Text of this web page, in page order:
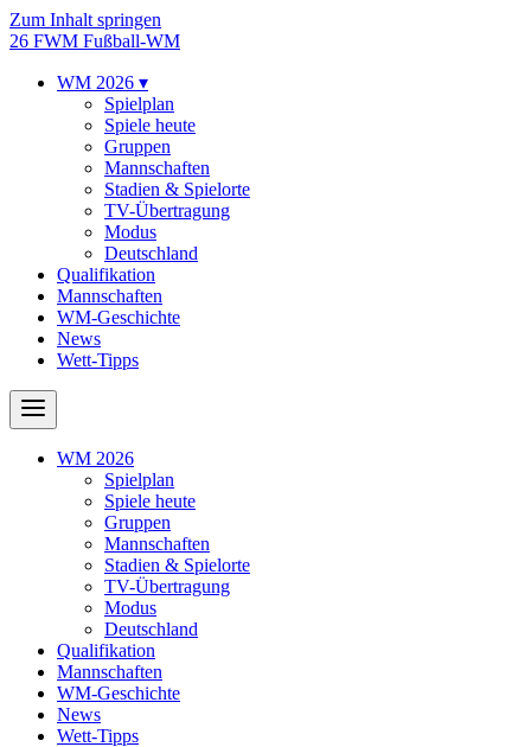
Zum Inhalt springen
26 FWM Fußball-WM
WM 2026 ▾
Spielplan
Spiele heute
Gruppen
Mannschaften
Stadien & Spielorte
TV-Übertragung
Modus
Deutschland
Qualifikation
Mannschaften
WM-Geschichte
News
Wett-Tipps
WM 2026
Spielplan
Spiele heute
Gruppen
Mannschaften
Stadien & Spielorte
TV-Übertragung
Modus
Deutschland
Qualifikation
Mannschaften
WM-Geschichte
News
Wett-Tipps